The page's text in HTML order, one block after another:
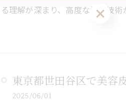
る理解が深まり、高度な治療技
東京都世田谷区で美容
2025/06/01
ご予約はこち